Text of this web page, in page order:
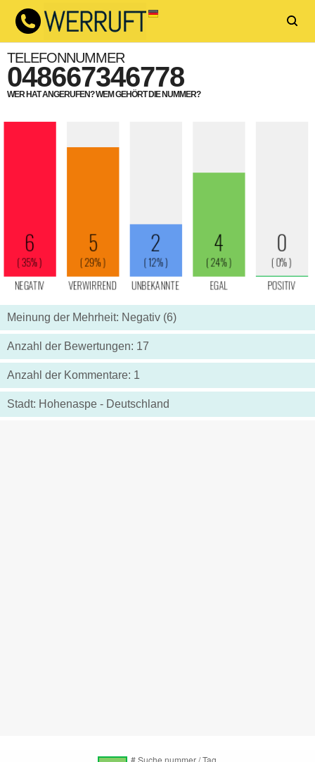
TELEFONNUMMER
048667346778
WER HAT ANGERUFEN? WEM GEHÖRT DIE NUMMER?
Meinung der Mehrheit: Negativ (6)
Anzahl der Bewertungen: 17
Anzahl der Kommentare: 1
Stadt: Hohenaspe - Deutschland